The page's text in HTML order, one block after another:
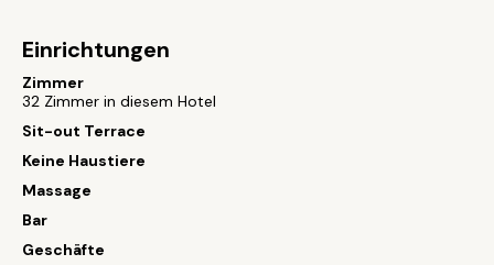
Einrichtungen
Zimmer
32 Zimmer in diesem Hotel
Sit-out Terrace
Keine Haustiere
Massage
Bar
Geschäfte